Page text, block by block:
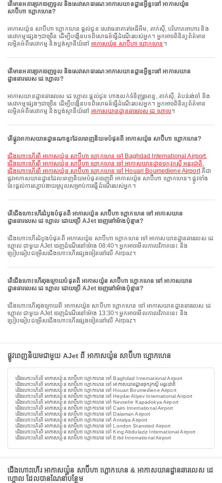
តើមានអគារច្រកចេញចូល និងសេវាសាធារណៈអាកាសយានដ្ឋានអ្វីខ្លះនៅ អាកាសយ៉ូន
សាប៊ីហា ហ្គោកហេន?
អាកាសយ៉ូន សាប៊ីហា ហ្គោកហេន ផ្តល់ជូន សេវាធនាគារ/អេធីអឹម, តាក់ស៊ី, បរិភោគអាហារ និង
សេវាកម្មផ្សេងៗជាច្រើន ដើម្បីបង្កើនបទពិសោធន៍ធ្វើដំណើររបស់អ្នក។ អ្នកអាចពិនិត្យព័ត៌មាន
លម្អិតអំពីសេវាកម្ម និងប្លង់ស្ថានីយ៍នៅ អាកាសយ៉ូន សាប៊ីហា ហ្គោកហេន ។
តើមានអគារច្រកចេញចូល និងសេវាសាធារណៈអាកាសយានដ្ឋានអ្វីខ្លះនៅ អាកាសយាន
ដ្ឋានឆារលេស ដេ ហ្គោល?
អាកាសយានដ្ឋានឆារលេស ដេ ហ្គោល ផ្តល់ជូន ហាងលក់ទំនិញរួចពន្ធ, តាក់ស៊ី, តំបន់រង់ចាំ និង
សេវាកម្មផ្សេងៗជាច្រើន ដើម្បីបង្កើនបទពិសោធន៍ធ្វើដំណើររបស់អ្នក។ អ្នកអាចពិនិត្យព័ត៌មាន
លម្អិតអំពីសេវាកម្ម និងប្លង់ស្ថានីយ៍នៅ អាកាសយានដ្ឋានឆារលេស ដេ ហ្គោល។
តើផ្លូវអាកាសយានដ្ឋានណាខ្លះដែលពេញនិយមបំផុតពី អាកាសយ៉ូន សាប៊ីហា ហ្គោកហេន?
ជើងហោះហើរពី អាកាសយ៉ូន សាប៊ីហា ហ្គោកហេន ទៅ Baghdad International Airport,
ជើងហោះហើរពី អាកាសយ៉ូន សាប៊ីហា ហ្គោកហេន ទៅ អាកាសយានដ្ឋានចុកវូកស្តី អន្តរជាតិ,
ជើងហោះហើរពី អាកាសយ៉ូន សាប៊ីហា ហ្គោកហេន ទៅ Houari Boumediene Airportគឺជា
ផ្លូវអាកាសយានដ្ឋានដែលពេញនិយមបំផុតចេញពី អាកាសយ៉ូន សាប៊ីហា ហ្គោកហេន។ ផ្លូវទាំង
នេះផ្តល់ការតភ្ជាប់ងាយស្រួលសម្រាប់ការធ្វើដំណើររបស់អ្នក។
តើជើងហោះហើរដំបូងបំផុតពី អាកាសយ៉ូន សាប៊ីហា ហ្គោកហេន ទៅ អាកាសយាន
ដ្ឋានឆារលេស ដេ ហ្គោល ដោយប្រើ AJet ចេញនៅម៉ោងប៉ុន្មាន?
ជើងហោះហើរដំបូងបំផុតពី អាកាសយ៉ូន សាប៊ីហា ហ្គោកហេន ទៅ អាកាសយានដ្ឋានឆារលេស ដេ
ហ្គោល ជាមួយ AJet ចេញដំណើរនៅម៉ោង 08:40។ អ្នកអាចមើលកាលវិភាគនេះ និង
ប្រៀបធៀបជម្រើសជើងហោះហើរផ្សេងទៀតនៅលើ Airpaz។
តើជើងហោះហើរចុងក្រោយបំផុតពី អាកាសយ៉ូន សាប៊ីហា ហ្គោកហេន ទៅ អាកាសយាន
ដ្ឋានឆារលេស ដេ ហ្គោល ដោយប្រើ AJet ចេញនៅម៉ោងប៉ុន្មាន?
ជើងហោះហើរចុងក្រោយពី អាកាសយ៉ូន សាប៊ីហា ហ្គោកហេន ទៅ អាកាសយានដ្ឋានឆារលេស ដេ
ហ្គោល ជាមួយ AJet ចេញដំណើរនៅម៉ោង 13:30។ អ្នកអាចមើលកាលវិភាគនេះ និង
ប្រៀបធៀបជម្រើសជើងហោះហើរផ្សេងទៀតនៅលើ Airpaz។
ផ្លូវពេញនិយមជាមួយ AJet ពី អាកាសយ៉ូន សាប៊ីហា ហ្គោកហេន
ជើងហោះហើរពី អាកាសយ៉ូន សាប៊ីហា ហ្គោកហេន ទៅ Baghdad International Airport
ជើងហោះហើរពី អាកាសយ៉ូន សាប៊ីហា ហ្គោកហេន ទៅ អាកាសយានដ្ឋានចុកវូកស្តី អន្តរជាតិ
ជើងហោះហើរពី អាកាសយ៉ូន សាប៊ីហា ហ្គោកហេន ទៅ Houari Boumediene Airport
ជើងហោះហើរពី អាកាសយ៉ូន សាប៊ីហា ហ្គោកហេន ទៅ Heydar Aliyev International Airport
ជើងហោះហើរពី អាកាសយ៉ូន សាប៊ីហា ហ្គោកហេន ទៅ Nevsehir Kapadokya Airport
ជើងហោះហើរពី អាកាសយ៉ូន សាប៊ីហា ហ្គោកហេន ទៅ Cairo International Airport
ជើងហោះហើរពី អាកាសយ៉ូន សាប៊ីហា ហ្គោកហេន ទៅ Dalaman Airport
ជើងហោះហើរពី អាកាសយ៉ូន សាប៊ីហា ហ្គោកហេន ទៅ Antalya Airport
ជើងហោះហើរពី អាកាសយ៉ូន សាប៊ីហា ហ្គោកហេន ទៅ London Stansted Airport
ជើងហោះហើរពី អាកាសយ៉ូន សាប៊ីហា ហ្គោកហេន ទៅ King Abdulaziz International Airport
ជើងហោះហើរពី អាកាសយ៉ូន សាប៊ីហា ហ្គោកហេន ទៅ Erbil International Airport
ជើងហោះហើរ អាកាសយ៉ូន សាប៊ីហា ហ្គោកហេន & អាកាសយានដ្ឋានឆារលេស ដេ
ហ្គោល ដែលបានណែនាំបន្ថែម